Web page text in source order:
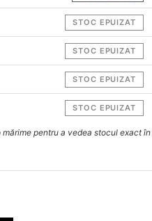
STOC EPUIZAT
STOC EPUIZAT
STOC EPUIZAT
STOC EPUIZAT
pentru a vedea stocul exact în